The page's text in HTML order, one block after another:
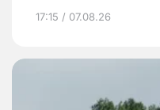
17:15 / 07.08.26